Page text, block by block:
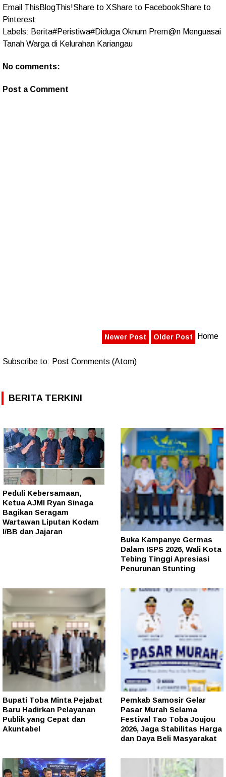
Email This BlogThis!Share to XShare to FacebookShare to
Pinterest
Labels: Berita#Peristiwa#Diduga Oknum Prem@n Menguasai
Tanah Warga di Kelurahan Kariangau
No comments:
Post a Comment
Newer Post Older Post Home
Subscribe to: Post Comments (Atom)
BERITA TERKINI
Peduli Kebersamaan,
Ketua AJMI Ryan Sinaga
Bagikan Seragam
Wartawan Liputan Kodam
I/BB dan Jajaran
Buka Kampanye Germas
Dalam ISPS 2026, Wali Kota
Tebing Tinggi Apresiasi
Penurunan Stunting
Bupati Toba Minta Pejabat
Baru Hadirkan Pelayanan
Publik yang Cepat dan
Akuntabel
Pemkab Samosir Gelar
Pasar Murah Selama
Festival Tao Toba Joujou
2026, Jaga Stabilitas Harga
dan Daya Beli Masyarakat